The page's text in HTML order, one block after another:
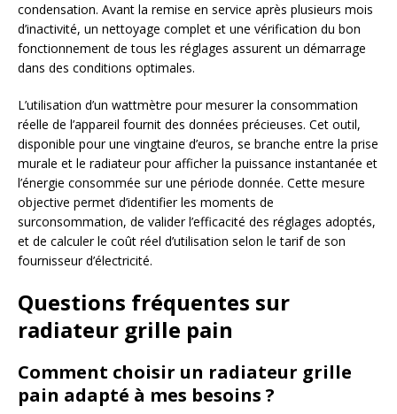
condensation. Avant la remise en service après plusieurs mois
d’inactivité, un nettoyage complet et une vérification du bon
fonctionnement de tous les réglages assurent un démarrage
dans des conditions optimales.
L’utilisation d’un wattmètre pour mesurer la consommation
réelle de l’appareil fournit des données précieuses. Cet outil,
disponible pour une vingtaine d’euros, se branche entre la prise
murale et le radiateur pour afficher la puissance instantanée et
l’énergie consommée sur une période donnée. Cette mesure
objective permet d’identifier les moments de
surconsommation, de valider l’efficacité des réglages adoptés,
et de calculer le coût réel d’utilisation selon le tarif de son
fournisseur d’électricité.
Questions fréquentes sur
radiateur grille pain
Comment choisir un radiateur grille
pain adapté à mes besoins ?